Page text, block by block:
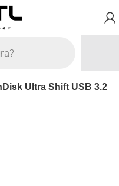
Ultra Shift USB 3.2